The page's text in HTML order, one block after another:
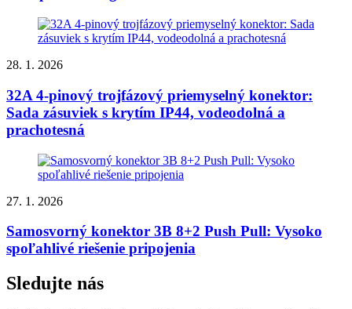
28. 1. 2026
32A 4-pinový trojfázový priemyselný konektor:
Sada zásuviek s krytím IP44, vodeodolná a
prachotesná
27. 1. 2026
Samosvorný konektor 3B 8+2 Push Pull: Vysoko
spoľahlivé riešenie pripojenia
Sledujte nás